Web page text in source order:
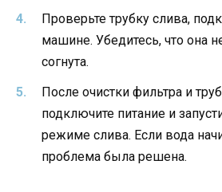
Проверьте трубку слива,
машине. Убедитесь, что она
согнута.
После очистки фильтра и
подключите питание и
режиме слива. Если вода
проблема была решена.